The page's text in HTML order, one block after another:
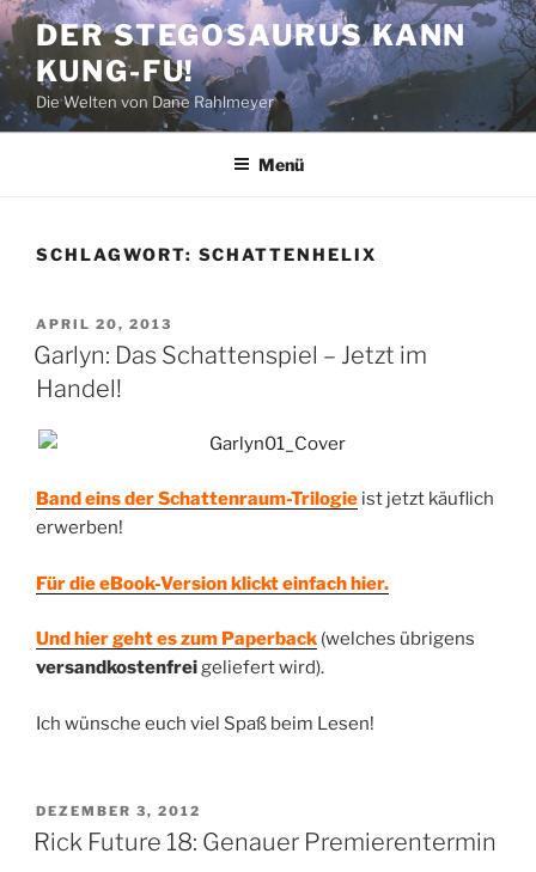
Zum
Inhalt
springen
DER STEGOSAURUS KANN
KUNG-FU!
Die Welten von Dane Rahlmeyer
Menü
SCHLAGWORT: SCHATTENHELIX
VERÖFFENTLICHT
AM
APRIL 20, 2013
Garlyn: Das Schattenspiel – Jetzt im
Handel!
Band eins der Schattenraum-Trilogie ist jetzt käuflich
erwerben!
Für die eBook-Version klickt einfach hier.
Und hier geht es zum Paperback (welches übrigens
versandkostenfreigeliefert wird).
Ich wünsche euch viel Spaß beim Lesen!
VERÖFFENTLICHT
AM
DEZEMBER 3, 2012
Rick Future 18: Genauer Premierentermin